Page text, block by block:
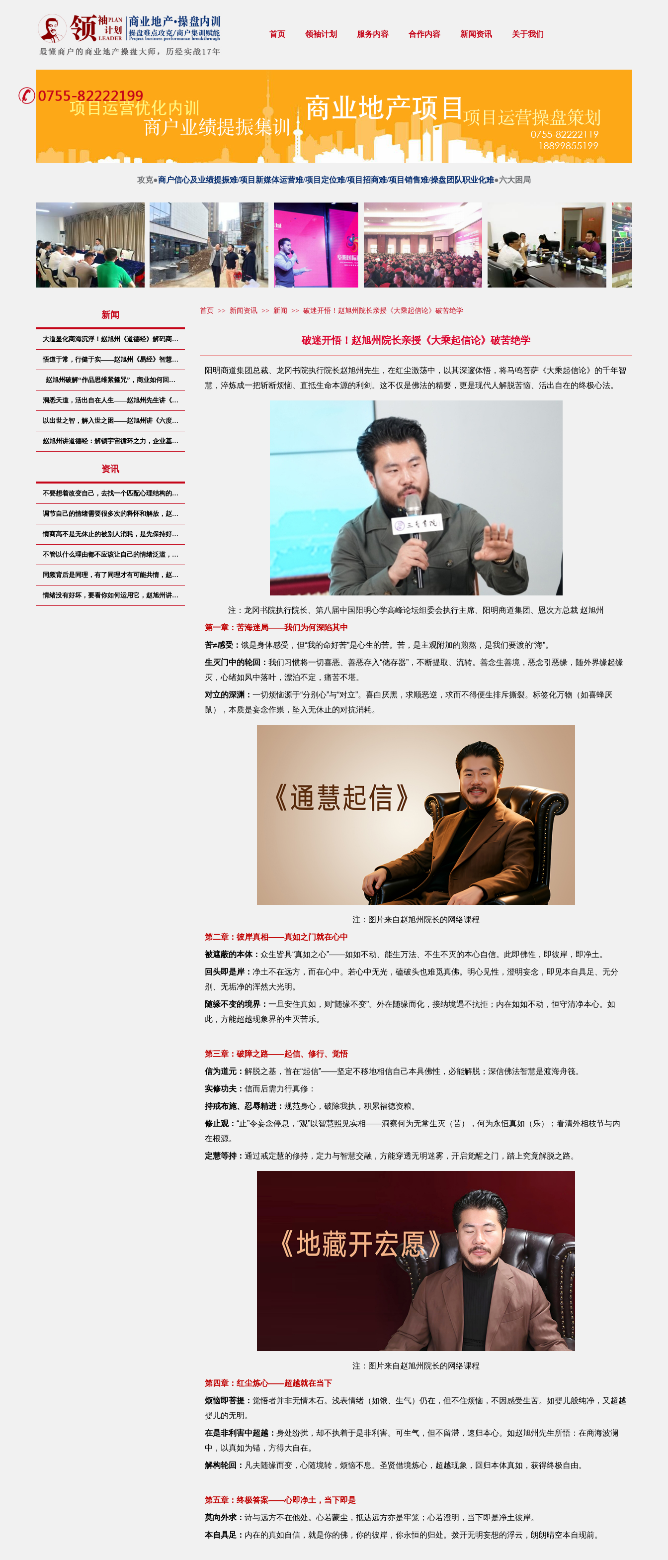
首页 领袖计划 服务内容 合作内容 新闻资讯 关于我们
攻克●商户信心及业绩提振难/项目新媒体运营难/项目定位难/项目招商难/项目销售难/操盘团队职业化难●六大困局
新闻
大道显化商海沉浮！赵旭州《道德经》解码商…
悟道于常，行健于实——赵旭州《易经》智慧…
赵旭州破解“作品思维紧箍咒”，商业如何回…
洞悉天道，活出自在人生——赵旭州先生讲《…
以出世之智，解入世之困——赵旭州讲《六度…
赵旭州讲道德经：解锁宇宙循环之力，企业基…
资讯
不要想着改变自己，去找一个匹配心理结构的…
调节自己的情绪需要很多次的释怀和解放，赵…
情商高不是无休止的被别人消耗，是先保持好…
不管以什么理由都不应该让自己的情绪泛滥，…
同频背后是同理，有了同理才有可能共情，赵…
情绪没有好坏，要看你如何运用它，赵旭州讲…
首页 >> 新闻资讯 >> 新闻 >> 破迷开悟！赵旭州院长亲授《大乘起信论》破苦绝学
破迷开悟！赵旭州院长亲授《大乘起信论》破苦绝学
阳明商道集团总裁、龙冈书院执行院长赵旭州先生，在红尘激荡中，以其深邃体悟，将马鸣菩萨《大乘起信论》的千年智
慧，淬炼成一把斩断烦恼、直抵生命本源的利剑。这不仅是佛法的精要，更是现代人解脱苦恼、活出自在的终极心法。
注：龙冈书院执行院长、第八届中国阳明心学高峰论坛组委会执行主席、阳明商道集团、恩次方总裁 赵旭州
第一章：苦海迷局——我们为何深陷其中
苦≠感受： 饿是身体感受，但“我的命好苦”是心生的苦。苦，是主观附加的煎熬，是我们要渡的“海”。
生灭门中的轮回： 我们习惯将一切喜恶、善恶存入“储存器”，不断提取、流转。善念生善境，恶念引恶缘，随外界缘起缘
灭，心绪如风中落叶，漂泊不定，痛苦不堪。
对立的深渊： 一切烦恼源于“分别心”与“对立”。喜白厌黑，求顺恶逆，求而不得便生排斥撕裂。标签化万物（如喜蜂厌
鼠），本质是妄念作祟，坠入无休止的对抗消耗。
注：图片来自赵旭州院长的网络课程
第二章：彼岸真相——真如之门就在心中
被遮蔽的本体： 众生皆具“真如之心”——如如不动、能生万法、不生不灭的本心自信。此即佛性，即彼岸，即净土。
回头即是岸： 净土不在远方，而在心中。若心中无光，磕破头也难觅真佛。明心见性，澄明妄念，即见本自具足、无分
别、无垢净的浑然大光明。
随缘不变的境界： 一旦安住真如，则“随缘不变”。外在随缘而化，接纳境遇不抗拒；内在如如不动，恒守清净本心。如
此，方能超越现象界的生灭苦乐。
第三章：破障之路——起信、修行、觉悟
信为道元： 解脱之基，首在“起信”——坚定不移地相信自己本具佛性，必能解脱；深信佛法智慧是渡海舟筏。
实修功夫： 信而后需力行真修：
持戒布施、忍辱精进： 规范身心，破除我执，积累福德资粮。
修止观： “止”令妄念停息，“观”以智慧照见实相——洞察何为无常生灭（苦），何为永恒真如（乐）；看清外相枝节与内
在根源。
定慧等持： 通过戒定慧的修持，定力与智慧交融，方能穿透无明迷雾，开启觉醒之门，踏上究竟解脱之路。
注：图片来自赵旭州院长的网络课程
第四章：红尘炼心——超越就在当下
烦恼即菩提： 觉悟者并非无情木石。浅表情绪（如饿、生气）仍在，但不住烦恼，不因感受生苦。如婴儿般纯净，又超越
婴儿的无明。
在是非利害中超越： 身处纷扰，却不执着于是非利害。可生气，但不留滞，速归本心。如赵旭州先生所悟：在商海波澜
中，以真如为锚，方得大自在。
解构轮回： 凡夫随缘而变，心随境转，烦恼不息。圣贤借境炼心，超越现象，回归本体真如，获得终极自由。
第五章：终极答案——心即净土，当下即是
莫向外求： 诗与远方不在他处。心若蒙尘，抵达远方亦是牢笼；心若澄明，当下即是净土彼岸。
本自具足： 内在的真如自信，就是你的佛，你的彼岸，你永恒的归处。拨开无明妄想的浮云，朗朗晴空本自现前。